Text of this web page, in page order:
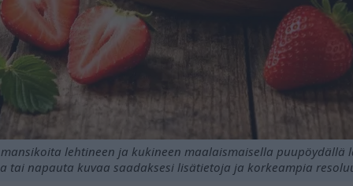
lehtineen ja kukineen maalaismaisella puupöydällä
tai napauta kuvaa saadaksesi lisätietoja ja korkeampia